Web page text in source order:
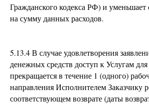
Гражданского кодекса РФ) и
на сумму данных расходов.
5.13.4 В случае удовлетворения
денежных средств доступ к Услугам для
прекращается в течение 1 (одного)
направления Исполнителем Заказчику
соответствующем возврате (даты